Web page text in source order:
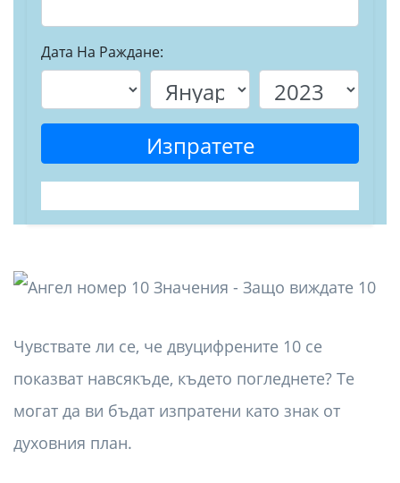
Дата На Раждане:
Изпратете
Чувствате ли се, че двуцифрените 10 се
показват навсякъде, където погледнете? Те
могат да ви бъдат изпратени като знак от
духовния план.